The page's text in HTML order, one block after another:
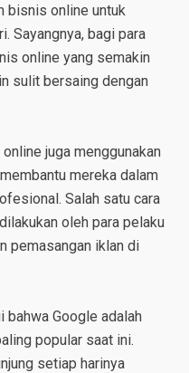
bisnis online untuk
Sayangnya, bagi para
online yang semakin
sulit bersaing dengan
juga menggunakan
mereka dalam
Salah satu cara
oleh para pelaku
pemasangan iklan di
bahwa Google adalah
popular saat ini.
setiap harinya